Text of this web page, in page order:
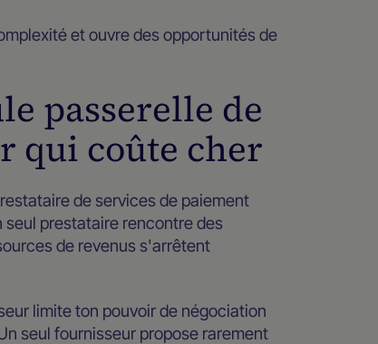
et ouvre des opportunités de
passerelle de
qui coûte cher
de services de paiement
seul prestataire rencontre des
de revenus s'arrêtent
limite ton pouvoir de négociation
seul fournisseur propose rarement